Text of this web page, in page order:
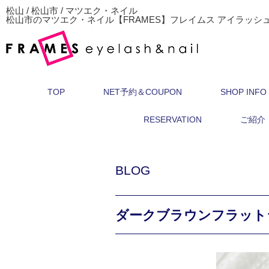
松山 / 松山市 / マツエク・ネイル
松山市のマツエク・ネイル【FRAMES】フレイムス アイラッシ
TOP NET予約＆COUPON SHOP INFO
RESERVATION ご紹介
BLOG
ダークブラウンフラッ